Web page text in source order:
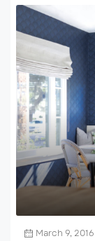
March 9, 2016